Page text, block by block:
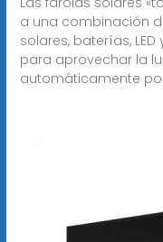
a una combinación
solares, baterías,
para aprovechar la
automáticamente